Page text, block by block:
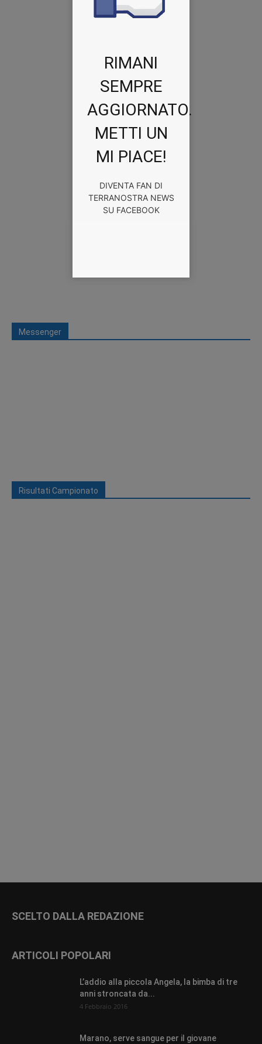
Messenger
Risultati Campionato
SCELTO DALLA REDAZIONE
ARTICOLI POPOLARI
L’addio alla piccola Angela, la bimba di tre
anni stroncata da...
4 Febbraio 2016
Marano, serve sangue per il giovane
RIMANI
SEMPRE
AGGIORNATO.
METTI UN
MI PIACE!
DIVENTA FAN DI
TERRANOSTRA NEWS
SU FACEBOOK